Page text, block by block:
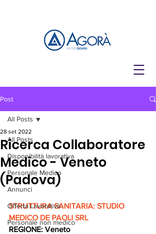
Post
All Posts
Disponibilità lavorativa
Personale Medico
Annunci
Offerta Lavorativa
Personale non medico
All Posts
Ricerca Collaboratore
Medico - Veneto
(Padova)
28 set 2022
STRUTTURA SANITARIA: STUDIO
MEDICO DE PAOLI SRL
REGIONE: Veneto